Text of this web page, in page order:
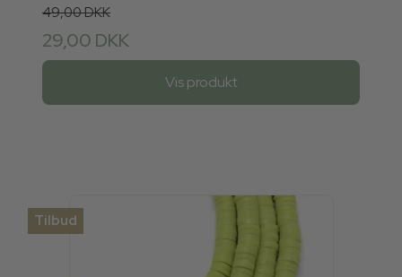
49,00 DKK
29,00 DKK
Vis produkt
Tilbud